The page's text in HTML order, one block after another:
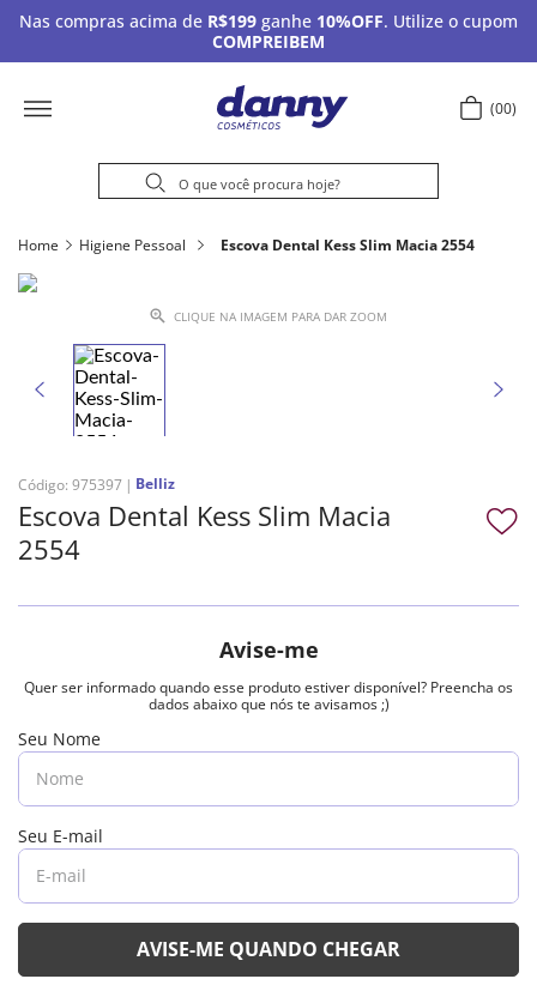
Nas compras acima de R$199 ganhe 10%OFF. Utilize o cupom
COMPREIBEM
00
Home Higiene Pessoal Escova Dental Kess Slim Macia 2554
CLIQUE NA IMAGEM PARA DAR ZOOM
Código: 975397 Belliz
Escova Dental Kess Slim Macia
2554